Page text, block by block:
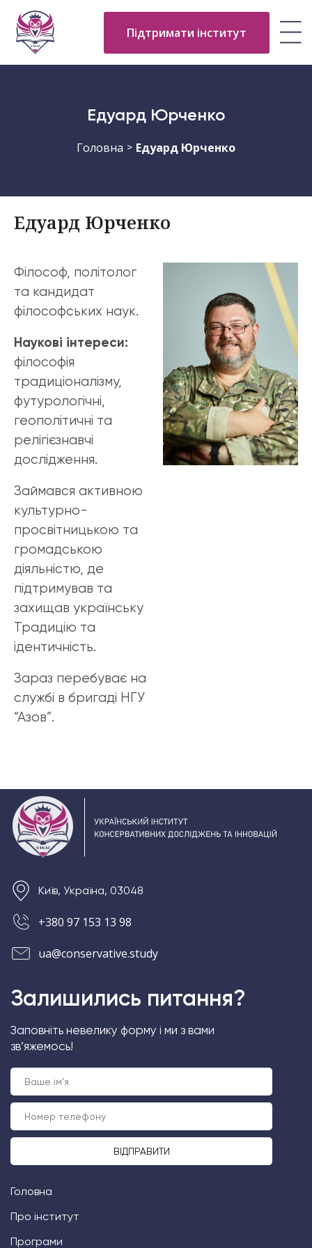
Підтримати інститут
Едуард Юрченко
Головна > Едуард Юрченко
Едуард Юрченко
Філософ, політолог
та кандидат
філософських наук.
Наукові інтереси:
філософія
традиціоналізму,
футурологічні,
геополітичні та
релігієзнавчі
дослідження.
Займався активною
культурно-
просвітницькою та
громадською
діяльністю, де
підтримував та
захищав українську
Традицію та
ідентичність.
Зараз перебуває на
службі в бригаді НГУ
“Азов”.
Київ, Україна, 03048
+380 97 153 13 98
ua@conservative.study
Залишились питання?
Заповніть невелику форму і ми з вами
зв’яжемось!
Головна
Про інститут
Програми